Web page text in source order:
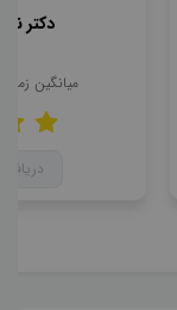
دکتر
میانگین